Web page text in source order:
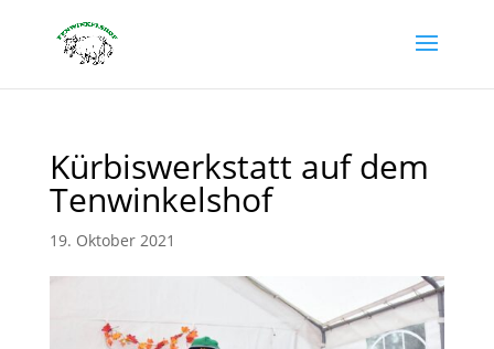
Kürbiswerkstatt auf dem
Tenwinkelshof
19. Oktober 2021